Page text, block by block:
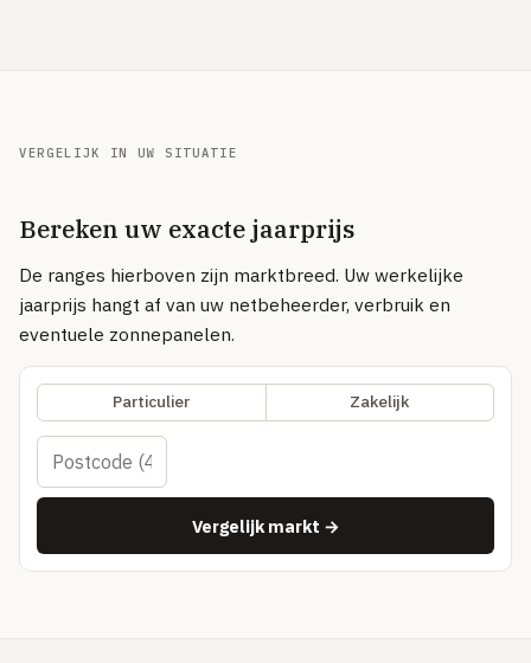
Volledig overzicht — alle uitleg-artikelen & methodologie →
Over
VERGELIJK IN UW SITUATIE
Bereken uw exacte jaarprijs
De ranges hierboven zijn marktbreed. Uw werkelijke
jaarprijs hangt af van uw netbeheerder, verbruik en
eventuele zonnepanelen.
Particulier Zakelijk
Vergelijk markt →